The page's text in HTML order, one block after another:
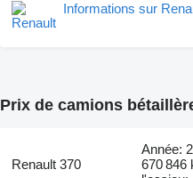
Informations sur
Prix de camions
Renault 370
Année:
670 846